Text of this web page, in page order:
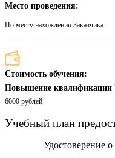
Место проведения:
По месту нахождения Заказчика
Стоимость обучения:
Повышение квалификации
6000 рублей
Учебный план
Удостоверение